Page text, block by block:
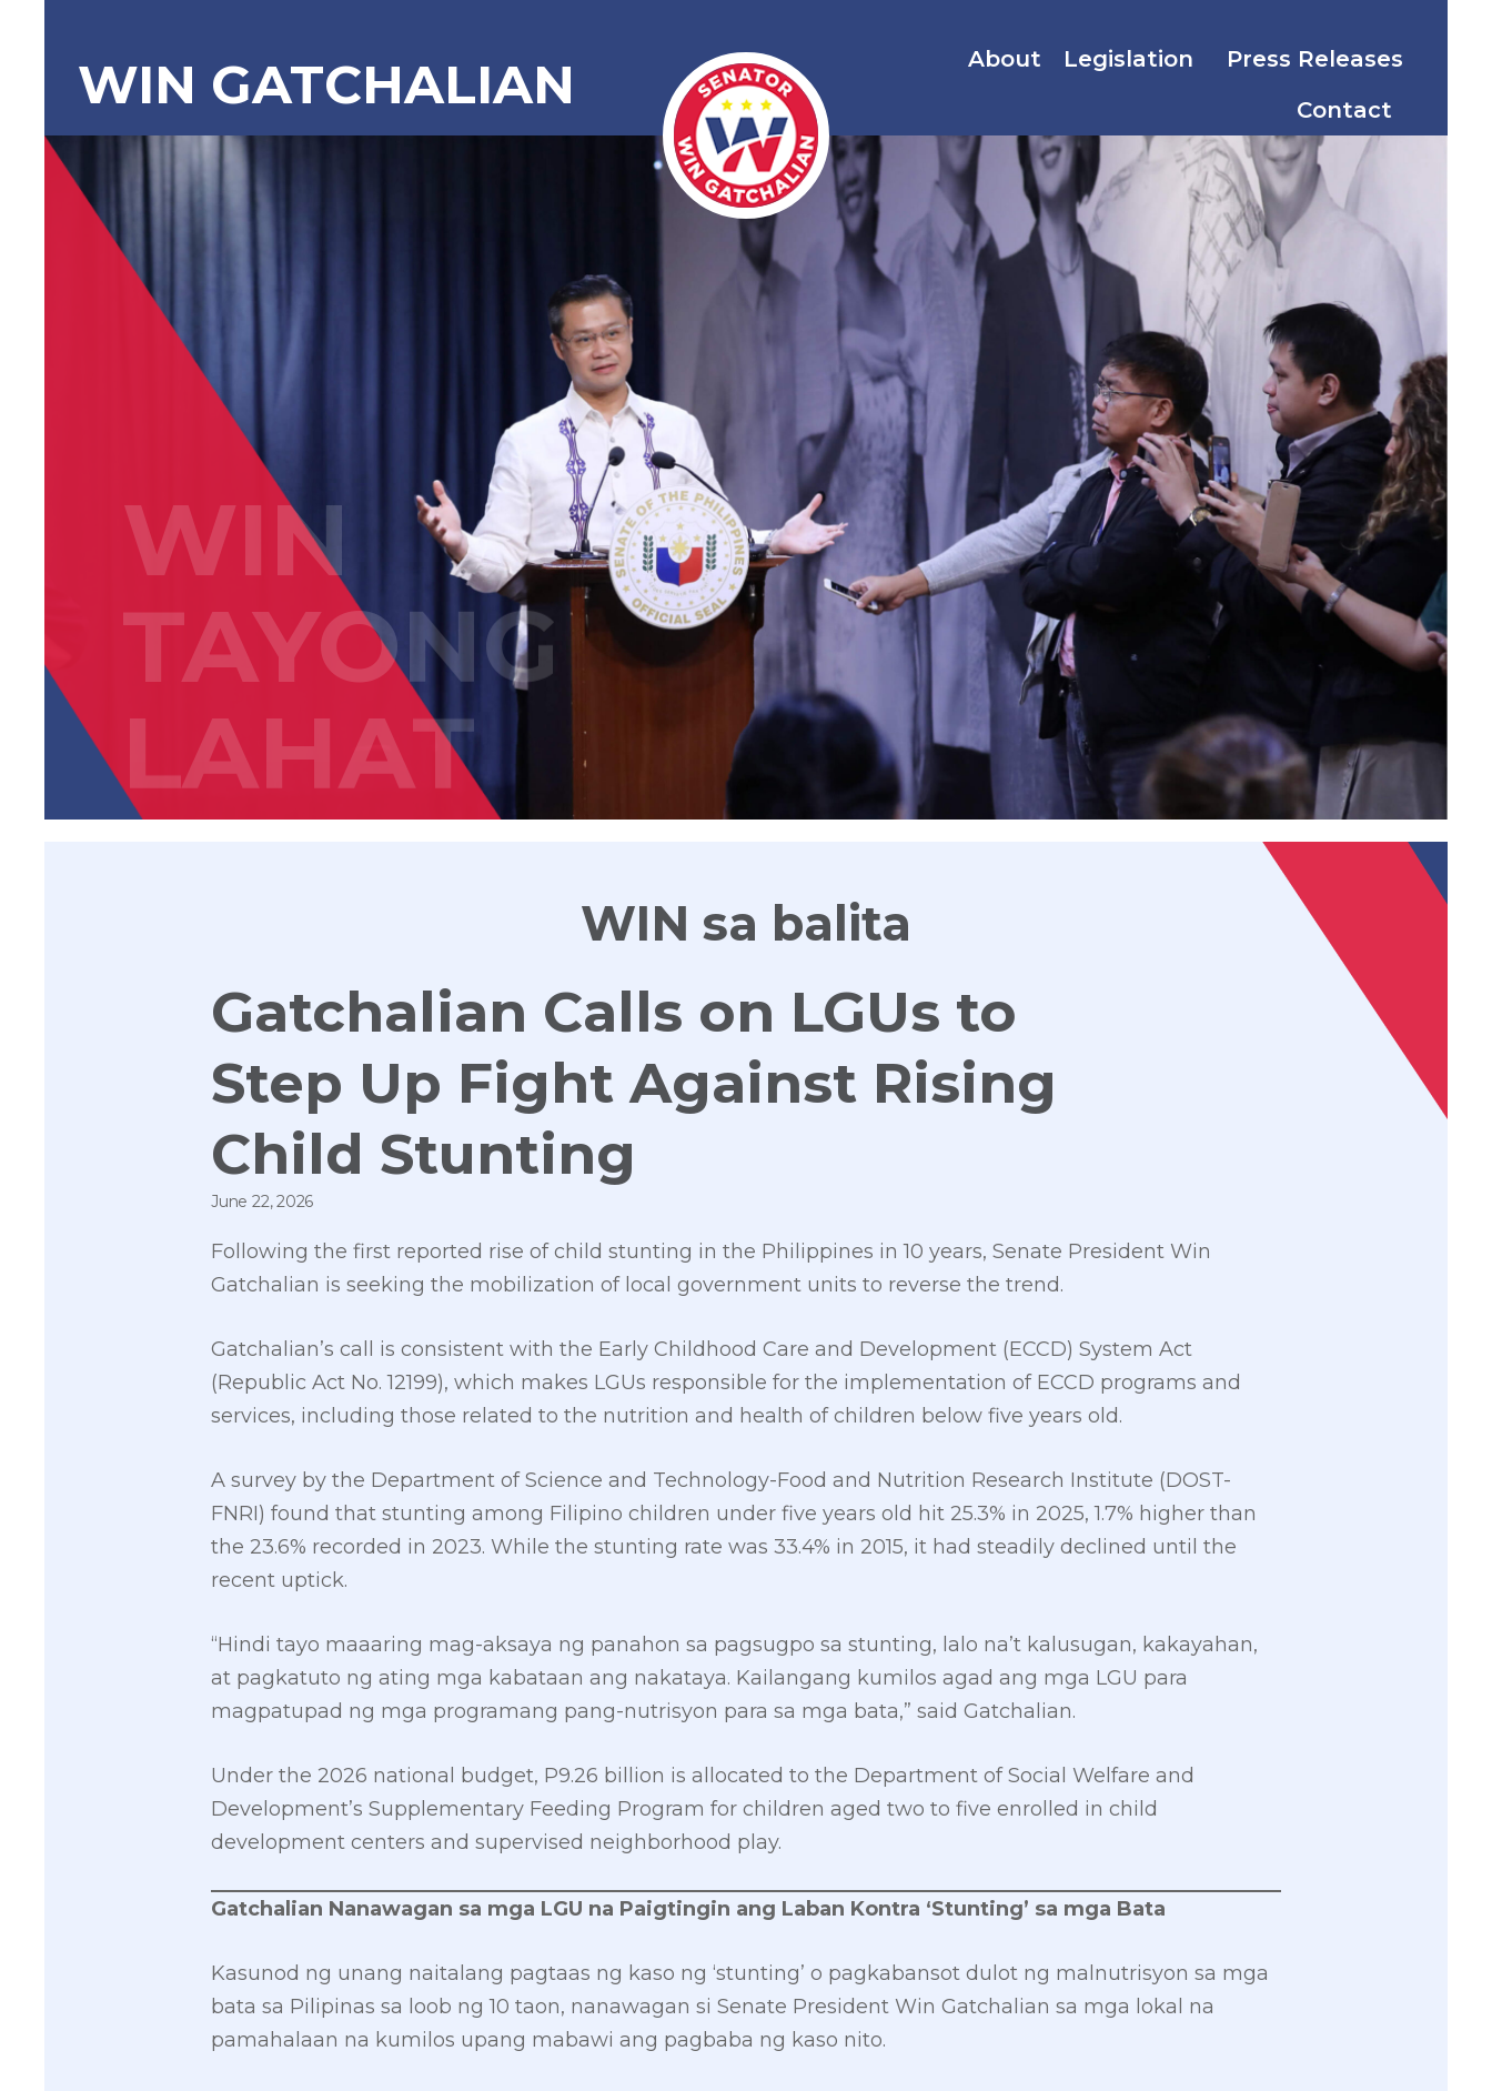
WIN GATCHALIAN About Legislation
Press Releases
Contact
WIN
TAYONG
LAHAT
WIN sa balita
Gatchalian Calls on LGUs to
Step Up Fight Against Rising
Child Stunting
June 22, 2026
Following the first reported rise of child stunting in the Philippines in 10 years, Senate President Win
Gatchalian is seeking the mobilization of local government units to reverse the trend.
Gatchalian’s call is consistent with the Early Childhood Care and Development (ECCD) System Act
(Republic Act No. 12199), which makes LGUs responsible for the implementation of ECCD programs and
services, including those related to the nutrition and health of children below five years old.
A survey by the Department of Science and Technology-Food and Nutrition Research Institute (DOST-
FNRI) found that stunting among Filipino children under five years old hit 25.3% in 2025, 1.7% higher than
the 23.6% recorded in 2023. While the stunting rate was 33.4% in 2015, it had steadily declined until the
recent uptick.
“Hindi tayo maaaring mag-aksaya ng panahon sa pagsugpo sa stunting, lalo na’t kalusugan, kakayahan,
at pagkatuto ng ating mga kabataan ang nakataya. Kailangang kumilos agad ang mga LGU para
magpatupad ng mga programang pang-nutrisyon para sa mga bata,” said Gatchalian.
Under the 2026 national budget, P9.26 billion is allocated to the Department of Social Welfare and
Development’s Supplementary Feeding Program for children aged two to five enrolled in child
development centers and supervised neighborhood play.
Gatchalian Nanawagan sa mga LGU na Paigtingin ang Laban Kontra ‘Stunting’ sa mga Bata
Kasunod ng unang naitalang pagtaas ng kaso ng ‘stunting’ o pagkabansot dulot ng malnutrisyon sa mga
bata sa Pilipinas sa loob ng 10 taon, nanawagan si Senate President Win Gatchalian sa mga lokal na
pamahalaan na kumilos upang mabawi ang pagbaba ng kaso nito.